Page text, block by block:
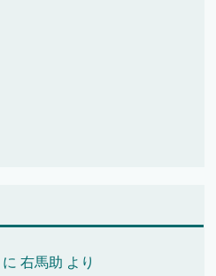
に右馬助 より